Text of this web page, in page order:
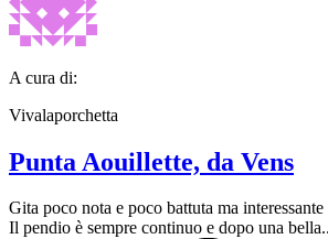
A cura di:
Vivalaporchetta
Punta Aouillette, da Vens
Gita poco nota e poco battuta ma
Il pendio è sempre continuo e dopo una